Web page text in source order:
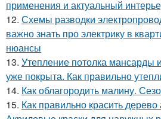
применения и актуальный
12. Схемы разводки
важно знать про электрику в
нюансы
13. Утепление потолка мансарды
уже покрыта. Как правильно
14. Как облагородить малину.
15. Как правильно красить